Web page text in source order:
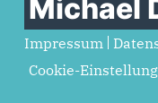
Michael
Impressum
Cookie-